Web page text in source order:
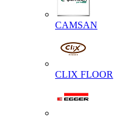
CAMSAN
CLIX FLOOR